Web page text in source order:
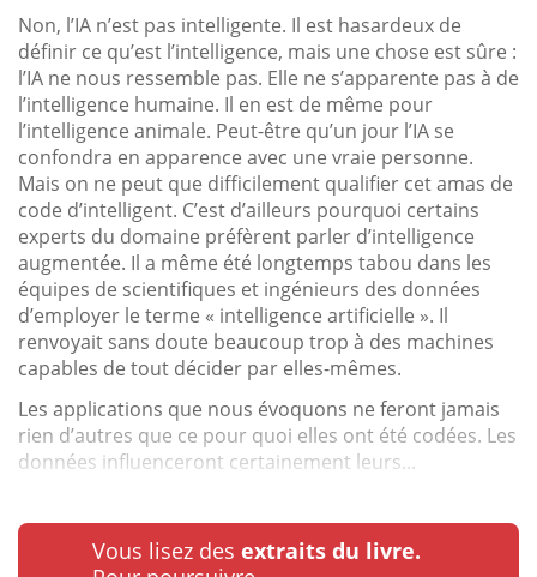
Non, l’IA n’est pas intelligente. Il est hasardeux de
définir ce qu’est l’intelligence, mais une chose est sûre :
l’IA ne nous ressemble pas. Elle ne s’apparente pas à de
l’intelligence humaine. Il en est de même pour
l’intelligence animale. Peut-être qu’un jour l’IA se
confondra en apparence avec une vraie personne.
Mais on ne peut que difficilement qualifier cet amas de
code d’intelligent. C’est d’ailleurs pourquoi certains
experts du domaine préfèrent parler d’intelligence
augmentée. Il a même été longtemps tabou dans les
équipes de scientifiques et ingénieurs des données
d’employer le terme « intelligence artificielle ». Il
renvoyait sans doute beaucoup trop à des machines
capables de tout décider par elles-mêmes.
Les applications que nous évoquons ne feront jamais
rien d’autres que ce pour quoi elles ont été codées. Les
données influenceront certainement leurs...
Vous lisez des extraits du livre.